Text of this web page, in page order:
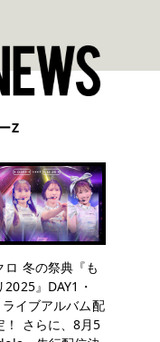
Z
ロ 冬の祭典『も
2025』DAY1・
ライブアルバム配
！ さらに、8月5